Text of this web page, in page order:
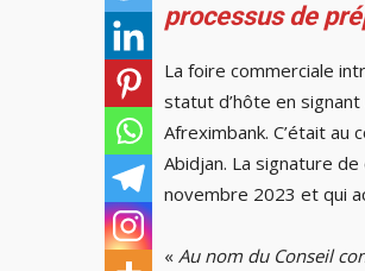
processus de
La foire commerciale
statut d’hôte en
Afreximbank. C’était au
Abidjan. La signature
novembre 2023 et qui
« Au nom du Conseil